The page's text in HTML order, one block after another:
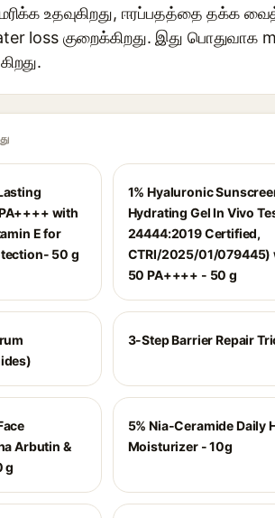
உதவுகிறது, ஈரப்பதத்தை தக்க
loss குறைக்கிறது. இது பொதுவாக
with
E for
50 g
1% Hyaluronic
Hydrating Gel In Vivo
24444:2019 Certified,
CTRI/2025/01/079445)
50 PA++++ - 50 g
3-Step Barrier Repair
Arbutin &
g
5% Nia-Ceramide Daily
Moisturizer - 10g